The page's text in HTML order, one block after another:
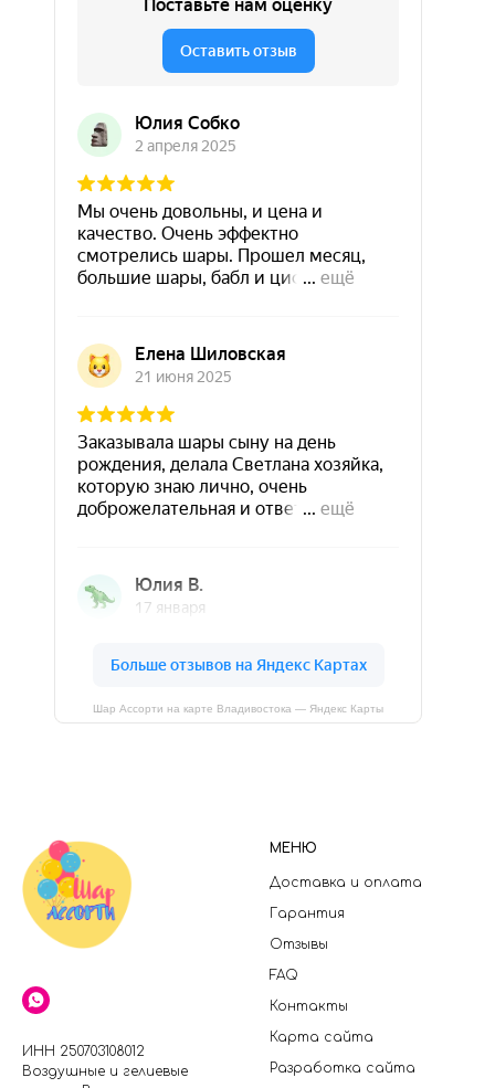
Шар Ассорти на карте Владивостока — Яндекс Карты
ИНН 250703108012
Воздушные и гелиевые
МЕНЮ
Доставка и оплата
Гарантия
Отзывы
FAQ
Контакты
Карта сайта
Разработка сайта